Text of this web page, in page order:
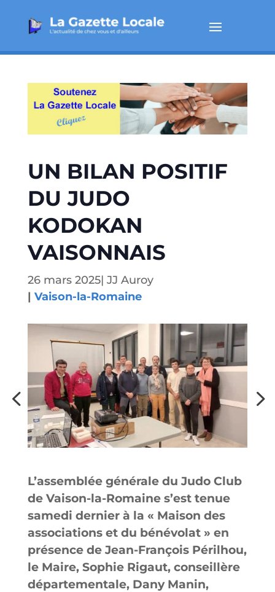
UN BILAN POSITIF
DU JUDO
KODOKAN
VAISONNAIS
26 mars 2025| JJ Auroy
| Vaison-la-Romaine
L’assemblée générale du Judo Club
de Vaison-la-Romaine s’est tenue
samedi dernier à la « Maison des
associations et du bénévolat » en
présence de Jean-François Périlhou,
le Maire, Sophie Rigaut, conseillère
départementale, Dany Manin,